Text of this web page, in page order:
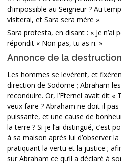
d’impossible au Seigneur ? Au
visiterai, et Sara sera mère ».
Sara protesta, en disant : « Je n’ai
répondit « Non pas, tu as ri. »
Annonce de la
Les hommes se levèrent, et
direction de Sodome ; Abraham
reconduire. Or, l’Eternel avait dit «
veux faire ? Abraham ne doit-il
puissante, et une cause de
la terre ? Si je l’ai distingué, c’est
à sa maison après lui d’observer la
pratiquant la vertu et la justice ;
sur Abraham ce qu’il a déclaré à